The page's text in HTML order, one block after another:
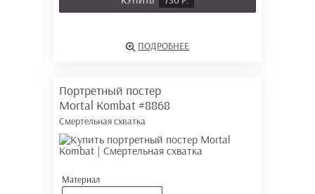
ПОДРОБНЕЕ
Портретный постер
Mortal Kombat #8868
Смертельная схватка
Материал